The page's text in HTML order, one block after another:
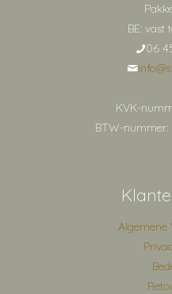
BE: vast
06
KVK-
BTW-nummer:
Algemene